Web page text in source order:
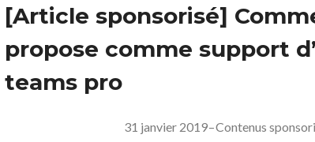
[Article sponsorisé]
propose comme support
teams pro
31 janvier 2019–Contenus